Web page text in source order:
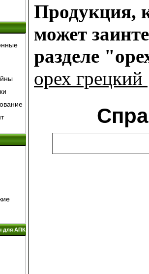
для АПК
Продукция,
может
разделе
орех грецкий